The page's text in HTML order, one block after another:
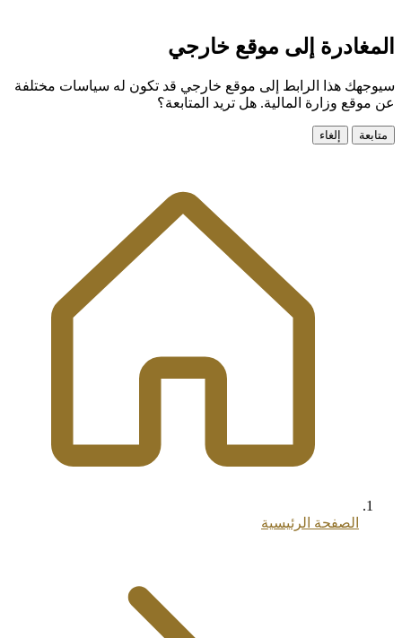
المغادرة إلى موقع خارجي
سيوجهك هذا الرابط إلى موقع خارجي قد تكون له سياسات مختلفة
عن موقع وزارة المالية. هل تريد المتابعة؟
متابعة إلغاء
الصفحة الرئيسية